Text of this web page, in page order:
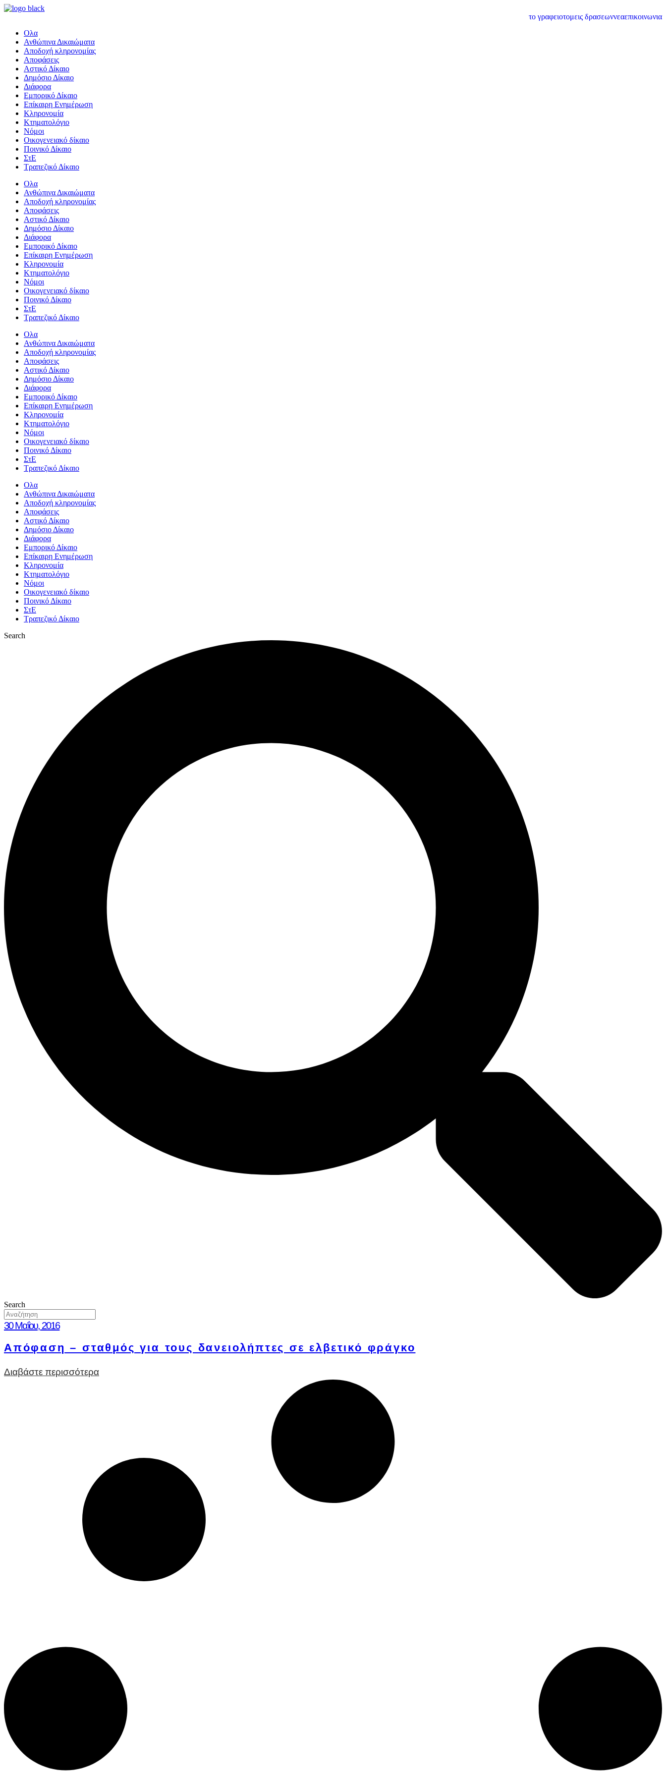
το γραφειοτομεις δρασεωννεαεπικοινωνια
Ολα
Ανθώπινα Δικαιώματα
Aποδοχή κληρονομίας
Αποφάσεις
Αστικό Δίκαιο
Δημόσιο Δίκαιο
Διάφορα
Εμπορικό Δίκαιο
Επίκαιρη Ενημέρωση
Kληρονομία
Κτηματολόγιο
Νόμοι
Οικογενειακό δίκαιο
Ποινικό Δίκαιο
ΣτΕ
Τραπεζικό Δίκαιο
Ολα
Ανθώπινα Δικαιώματα
Aποδοχή κληρονομίας
Αποφάσεις
Αστικό Δίκαιο
Δημόσιο Δίκαιο
Διάφορα
Εμπορικό Δίκαιο
Επίκαιρη Ενημέρωση
Kληρονομία
Κτηματολόγιο
Νόμοι
Οικογενειακό δίκαιο
Ποινικό Δίκαιο
ΣτΕ
Τραπεζικό Δίκαιο
Ολα
Ανθώπινα Δικαιώματα
Aποδοχή κληρονομίας
Αποφάσεις
Αστικό Δίκαιο
Δημόσιο Δίκαιο
Διάφορα
Εμπορικό Δίκαιο
Επίκαιρη Ενημέρωση
Kληρονομία
Κτηματολόγιο
Νόμοι
Οικογενειακό δίκαιο
Ποινικό Δίκαιο
ΣτΕ
Τραπεζικό Δίκαιο
Ολα
Ανθώπινα Δικαιώματα
Aποδοχή κληρονομίας
Αποφάσεις
Αστικό Δίκαιο
Δημόσιο Δίκαιο
Διάφορα
Εμπορικό Δίκαιο
Επίκαιρη Ενημέρωση
Kληρονομία
Κτηματολόγιο
Νόμοι
Οικογενειακό δίκαιο
Ποινικό Δίκαιο
ΣτΕ
Τραπεζικό Δίκαιο
Search
Search
30 Μαΐου, 2016
Απόφαση – σταθμός για τους δανειολήπτες σε ελβετικό φράγκο
Διαβάστε περισσότερα